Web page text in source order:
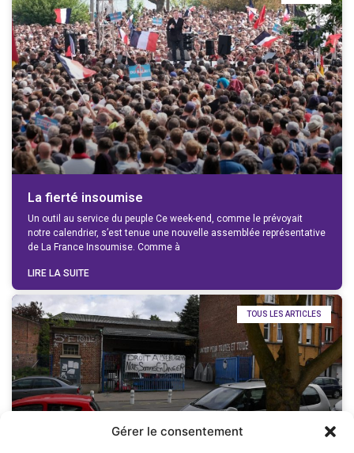
Gérer le consentement
La fierté insoumise
Un outil au service du peuple Ce week-end, comme le prévoyait
notre calendrier, s’est tenue une nouvelle assemblée représentative
de La France Insoumise. Comme à
LIRE LA SUITE
TOUS LES ARTICLES